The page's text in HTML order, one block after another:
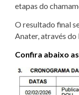
etapas do
O resultado final
Anater, através
Confira abaixo